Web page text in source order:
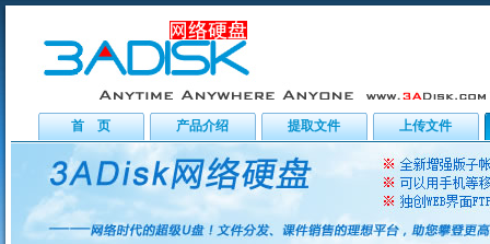
首 页 产品介绍 提取文件 上传文件